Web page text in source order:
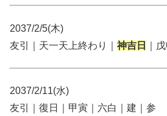
2037/2/5(木)
友引｜天一天上終わり｜ 神吉日 ｜
2037/2/11(水)
友引｜復日｜甲寅｜六白｜建｜参